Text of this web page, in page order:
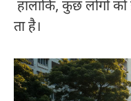
हालांकि, कुछ लोगों
ता है।